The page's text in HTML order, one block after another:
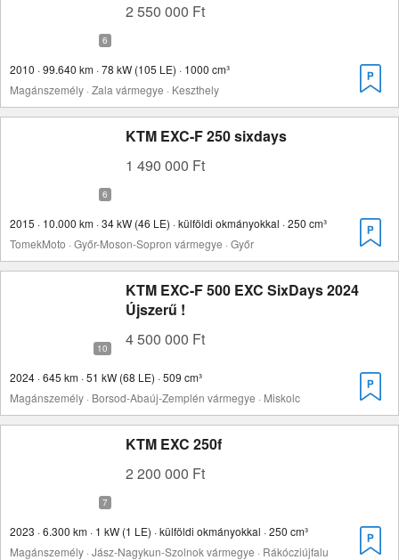
2 550 000 Ft
2010 · 99.640 km · 78 kW (105 LE) · 1000 cm³
Magánszemély · Zala vármegye · Keszthely
KTM EXC-F 250 sixdays
1 490 000 Ft
2015 · 10.000 km · 34 kW (46 LE) · külföldi okmányokkal · 250 cm³
TomekMoto · Győr-Moson-Sopron vármegye · Győr
KTM EXC-F 500 EXC SixDays 2024
Újszerű !
4 500 000 Ft
2024 · 645 km · 51 kW (68 LE) · 509 cm³
Magánszemély · Borsod-Abaúj-Zemplén vármegye · Miskolc
KTM EXC 250f
2 200 000 Ft
2023 · 6.300 km · 1 kW (1 LE) · külföldi okmányokkal · 250 cm³
Magánszemély · Jász-Nagykun-Szolnok vármegye · Rákócziújfalu